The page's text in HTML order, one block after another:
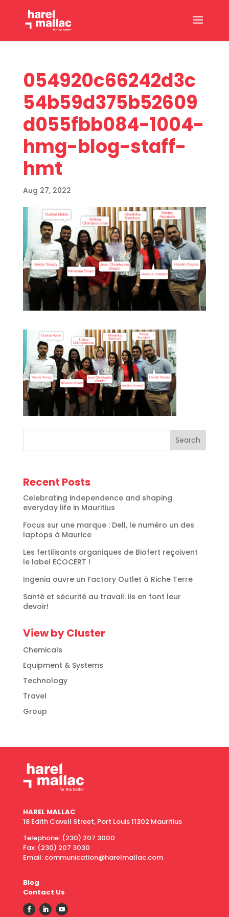
054920c66242d3c
54b59d375b52609
d055fbb084-1004-
hmg-blog-staff-
hmt
Aug 27, 2022
Search
Recent Posts
Celebrating independence and shaping
everyday life in Mauritius
Focus sur une marque : Dell, le numéro un des
laptops à Maurice
Les fertilisants organiques de Biofert reçoivent
le label ECOCERT !
Ingenia ouvre un Factory Outlet à Riche Terre
Santé et sécurité au travail: ils en font leur
devoir!
View by Cluster
Chemicals
Equipment & Systems
Technology
Travel
Group
HAREL MALLAC
18 Edith Cavell Street, Port Louis 11302 Mauritius
Telephone: (230) 207 3000
Fax: (230) 207 3030
Email: communication@harelmallac.com
Blog
Contact Us